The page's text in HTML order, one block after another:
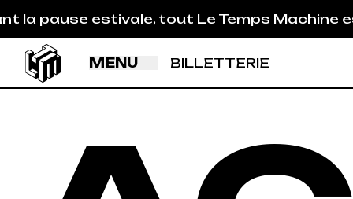
tout Le Temps Machine est fermé
MENU BILLETTERIE